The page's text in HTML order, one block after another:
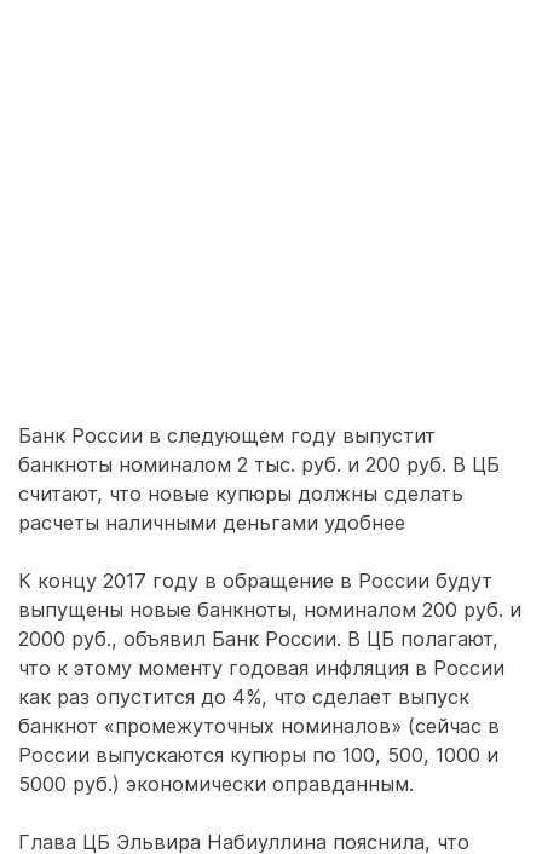
Банк России в следующем году выпустит
банкноты номиналом 2 тыс. руб. и 200 руб. В ЦБ
считают, что новые купюры должны сделать
расчеты наличными деньгами удобнее
К концу 2017 году в обращение в России будут
выпущены новые банкноты, номиналом 200 руб. и
2000 руб., объявил Банк России. В ЦБ полагают,
что к этому моменту годовая инфляция в России
как раз опустится до 4%, что сделает выпуск
банкнот «промежуточных номиналов» (сейчас в
России выпускаются купюры по 100, 500, 1000 и
5000 руб.) экономически оправданным.
Глава ЦБ Эльвира Набиуллина пояснила, что